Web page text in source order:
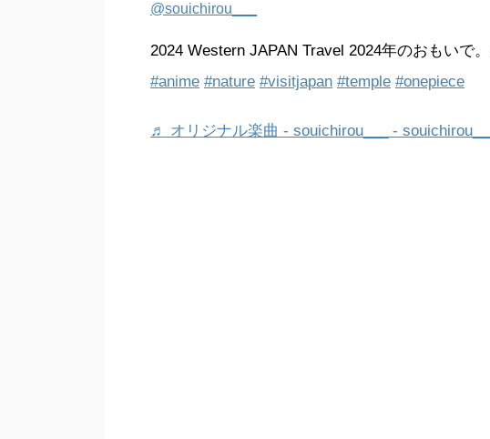
@souichirou___
2024 Western JAPAN Travel 2024年のおもいで。
#anime #nature #visitjapan #temple #onepiece
♬ オリジナル楽曲 - souichirou___ - souichirou___